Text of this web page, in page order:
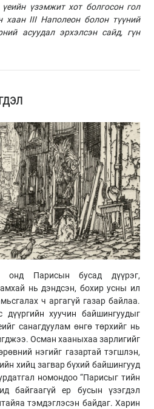
үзэмжит хот болгосон гол
хаан III Наполеон болон түүний
асуудал эрхэлсэн сайд, гүн
онд Парисын бусад дүүрэг,
нь дэндсэн, бохир усны ил
ч аргагүй газар байлаа.
хуучин байшингуудыг
санагдуулам өнгө төрхийг нь
Осман хааныхаа зарлигийг
нэгийг газартай тэгшлэн,
хийц загвар бүхий байшингууд
номондоо “Парисыг тийн
байгаагүй ер бусын үзэгдэл
тэмдэглэсэн байдаг. Харин